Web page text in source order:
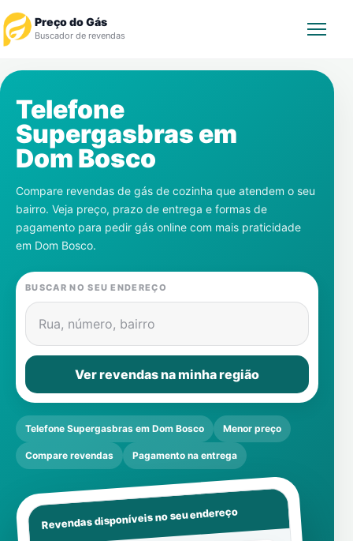
Preço do Gás
Buscador de revendas
Revendedor
Notícias
Cadastre-se
Gás
Contatos
Telefone
Supergasbras em
Dom Bosco
Compare revendas de gás de cozinha que atendem o seu
bairro. Veja preço, prazo de entrega e formas de
pagamento para pedir gás online com mais praticidade
em Dom Bosco.
BUSCAR NO SEU ENDEREÇO
Rua, número, bairro
Ver revendas na minha região
Telefone Supergasbras em Dom Bosco Menor preço
Compare revendas Pagamento na entrega
Revendas disponíveis no seu endereço